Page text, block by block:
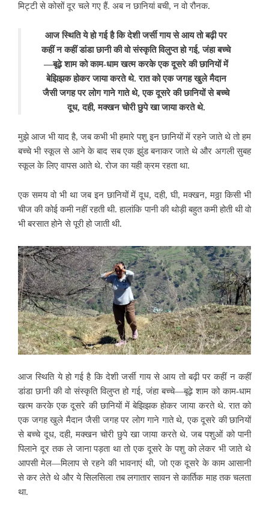
मिट्टी से कोसों दूर चले गए हैं. अब न छानियां बची, न वो रौनक.
आज स्थिति ये हो गई है कि देशी जर्सी गाय से आय तो बढ़ी पर
कहीं न कहीं डांडा छानी की वो संस्कृति विलुप्त हो गई, जंहा बच्चे
—बूढ़े शाम को काम-धाम खत्म करके एक दूसरे की छानियों में
बेझिझक होकर जाया करते थे. रात को एक जगह खुले मैदान
जैसी जगह पर लोग गाने गाते थे, एक दूसरे की छानियों से बच्चे
दूध, दही, मक्खन चोरी छुपे खा जाया करते थे.
मुझे आज भी याद है, जब कभी भी हमारे पशु इन छानियों में रहने जाते थे तो हम
बच्चे भी स्कूल से आने के बाद सब एक झुंड बनाकर जाते थे और अगली सुबह
स्कूल के लिए वापस आते थे. रोज का यही क्रम रहता था.
एक समय वो भी था जब इन छानियों में दूध, दही, घी, मक्खन, मठ्ठा किसी भी
चीज की कोई कमी नहीं रहती थी. हालांकि पानी की थोड़ी बहुत कमी होती थी वो
भी बरसात होने से पूरी हो जाती थी.
आज स्थिति ये हो गई है कि देशी जर्सी गाय से आय तो बढ़ी पर कहीं न कहीं
डांडा छानी की वो संस्कृति विलुप्त हो गई, जंहा बच्चे—बूढ़े शाम को काम-धाम
खत्म करके एक दूसरे की छानियों में बेझिझक होकर जाया करते थे. रात को
एक जगह खुले मैदान जैसी जगह पर लोग गाने गाते थे, एक दूसरे की छानियों
से बच्चे दूध, दही, मक्खन चोरी छुपे खा जाया करते थे. जब पशुओं को पानी
पिलाने दूर तक ले जाना पड़ता था तो एक दूसरे के पशु को लेकर भी जाते थे
आपसी मेल—मिलाप से रहने की भावनाएं थी, जो एक दूसरे के काम आसानी
से कर लेते थे और ये सिलसिला तब लगातार सावन से कार्तिक माह तक चलता
था.